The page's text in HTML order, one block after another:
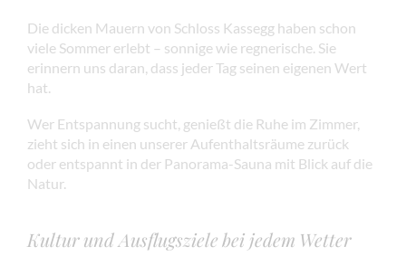
Die dicken Mauern von Schloss Kassegg haben schon
viele Sommer erlebt – sonnige wie regnerische. Sie
erinnern uns daran, dass jeder Tag seinen eigenen Wert
hat.
Wer Entspannung sucht, genießt die Ruhe im Zimmer,
zieht sich in einen unserer Aufenthaltsräume zurück
oder entspannt in der Panorama-Sauna mit Blick auf die
Natur.
Kultur und Ausflugsziele bei jedem Wetter